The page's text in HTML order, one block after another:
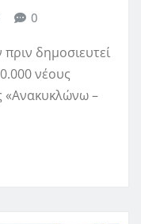
0
πριν δημοσιευτεί
νέους
«Ανακυκλώνω –